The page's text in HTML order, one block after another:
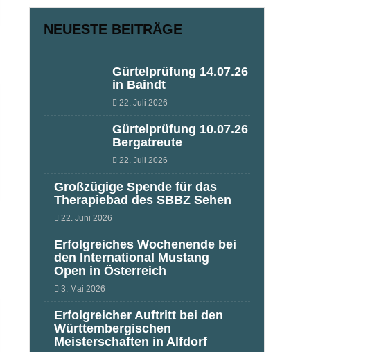
NEUESTE BEITRÄGE
Gürtelprüfung 14.07.26
in Baindt
22. Juli 2026
Gürtelprüfung 10.07.26
Bergatreute
22. Juli 2026
Großzügige Spende für das
Therapiebad des SBBZ Sehen
22. Juni 2026
Erfolgreiches Wochenende bei
den International Mustang
Open in Österreich
3. Mai 2026
Erfolgreicher Auftritt bei den
Württembergischen
Meisterschaften in Alfdorf